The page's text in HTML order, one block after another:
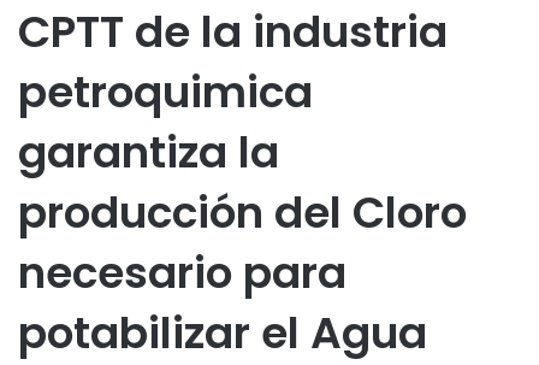
CPTT de la industria
petroquimica
garantiza la
producción del Cloro
necesario para
potabilizar el Agua